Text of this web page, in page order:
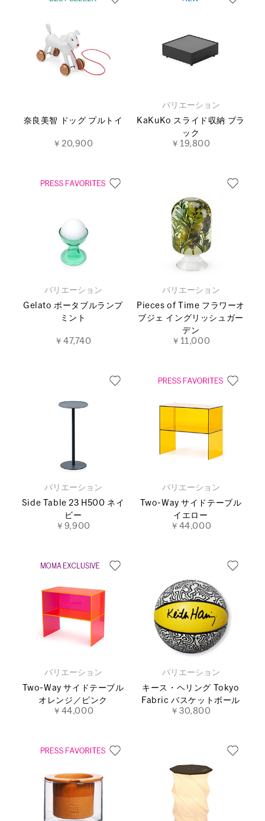
奈良美智 ドッグ プルトイ
￥20,900
バリエーション
KaKuKo スライド収納 ブラ
ック
￥19,800
バリエーション
Gelato ポータブルランプ
ミント
￥47,740
バリエーション
Pieces of Time フラワーオ
ブジェ イングリッシュガー
デン
￥11,000
バリエーション
Side Table 23 H500 ネイ
ビー
￥9,900
バリエーション
Two-Way サイドテーブル
イエロー
￥44,000
バリエーション
Two-Way サイドテーブル
オレンジ／ピンク
￥44,000
バリエーション
キース・ヘリング Tokyo
Fabric バスケットボール
￥30,800